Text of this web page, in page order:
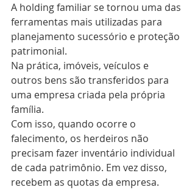
A holding familiar se tornou uma das
ferramentas mais utilizadas para
planejamento sucessório e proteção
patrimonial.
Na prática, imóveis, veículos e
outros bens são transferidos para
uma empresa criada pela própria
família.
Com isso, quando ocorre o
falecimento, os herdeiros não
precisam fazer inventário individual
de cada patrimônio. Em vez disso,
recebem as quotas da empresa.